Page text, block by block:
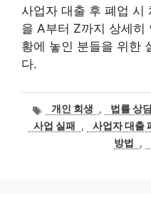
사업자 대출 후 폐업 시
을 A부터 Z까지 상세히
황에 놓인 분들을 위한
다.
태
그
개인 회생 , 법률 상
사업 실패
, 사업자 대출
방법
,